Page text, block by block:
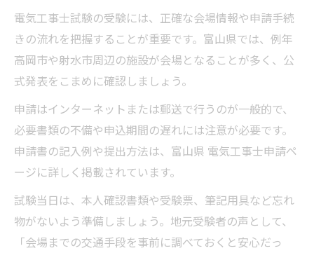
電気工事士試験の受験には、正確な会場情報や申請手続
きの流れを把握することが重要です。富山県では、例年
高岡市や射水市周辺の施設が会場となることが多く、公
式発表をこまめに確認しましょう。
申請はインターネットまたは郵送で行うのが一般的で、
必要書類の不備や申込期間の遅れには注意が必要です。
申請書の記入例や提出方法は、富山県 電気工事士申請ペ
ージに詳しく掲載されています。
試験当日は、本人確認書類や受験票、筆記用具など忘れ
物がないよう準備しましょう。地元受験者の声として、
「会場までの交通手段を事前に調べておくと安心だっ